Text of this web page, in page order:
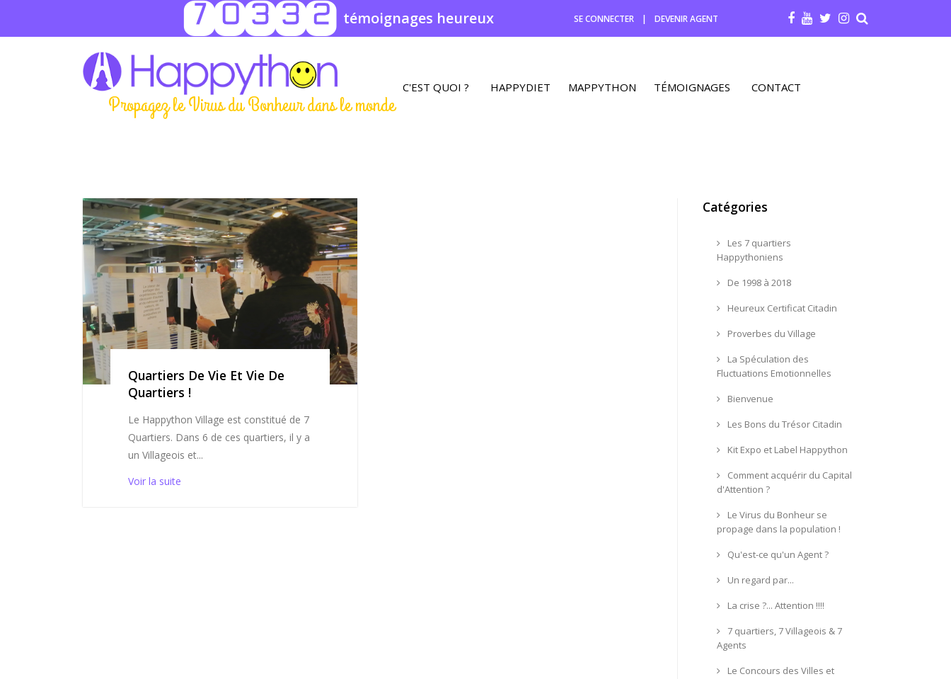
70332 témoignages heureux SE CONNECTER | DEVENIR AGENT
Propagez le Virus du Bonheur dans le monde
C'EST QUOI ? HAPPYDIET MAPPYTHON TÉMOIGNAGES CONTACT
Quartiers De Vie Et Vie De
Quartiers !
Le Happython Village est constitué de 7
Quartiers. Dans 6 de ces quartiers, il y a
un Villageois et...
Voir la suite
Catégories
Les 7 quartiers
Happythoniens
De 1998 à 2018
Heureux Certificat Citadin
Proverbes du Village
La Spéculation des
Fluctuations Emotionnelles
Bienvenue
Les Bons du Trésor Citadin
Kit Expo et Label Happython
Comment acquérir du Capital
d'Attention ?
Le Virus du Bonheur se
propage dans la population !
Qu'est-ce qu'un Agent ?
Un regard par...
La crise ?... Attention !!!!
7 quartiers, 7 Villageois & 7
Agents
Le Concours des Villes et